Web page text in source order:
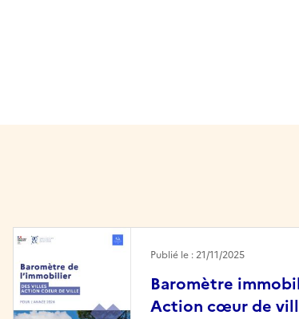
Baromètre
Action cœur de
Publié le : 21/11/2025
Image